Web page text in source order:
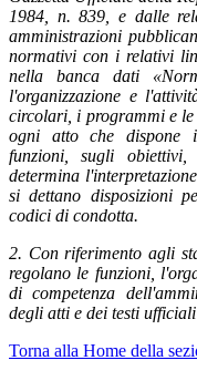
1984, n. 839, e dalle
amministrazioni
normativi con i relativi
nella banca dati
l'organizzazione e
circolari, i programmi e
ogni atto che dispone
funzioni, sugli
determina
si dettano disposizioni
codici di condotta.
2. Con riferimento agli
regolano le funzioni,
di competenza
degli atti e dei testi
Torna alla Home della